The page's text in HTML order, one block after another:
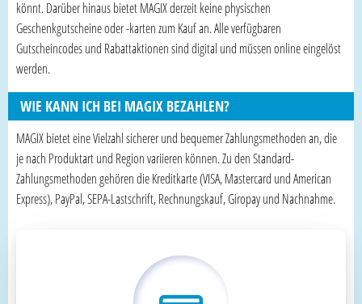
könnt. Darüber hinaus bietet MAGIX derzeit keine physischen
Geschenkgutscheine oder -karten zum Kauf an. Alle verfügbaren
Gutscheincodes und Rabattaktionen sind digital und müssen online eingelöst
werden.
WIE KANN ICH BEI MAGIX BEZAHLEN?
MAGIX bietet eine Vielzahl sicherer und bequemer Zahlungsmethoden an, die
je nach Produktart und Region variieren können. Zu den Standard-
Zahlungsmethoden gehören die Kreditkarte (VISA, Mastercard und American
Express), PayPal, SEPA-Lastschrift, Rechnungskauf, Giropay und Nachnahme.